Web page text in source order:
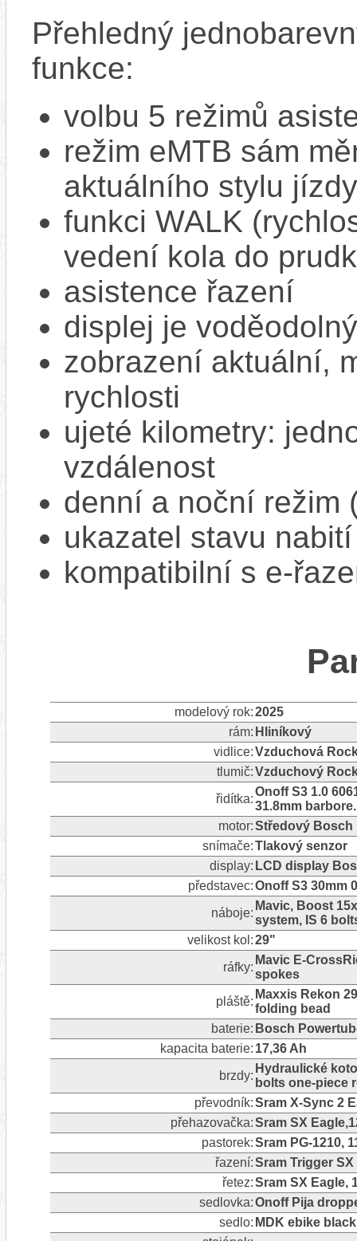
Přehledný
funkce:
volbu 5 režimů
režim eMTB sám
aktuálního stylu jízdy
funkci WALK
vedení kola do
asistence řazení
displej je
zobrazení aktuální,
rychlosti
ujeté kilometry:
vzdálenost
denní a noční režim
ukazatel stavu
kompatibilní s e-
modelový rok:2025
rám: Hliníkový
vidlice:Vzduchová
tlumič:Vzduchový
řidítka:
Onoff S3 1.0
31.8mm
motor:Středový Bosch
snímače:Tlakový senzor
display: LCD display
představec:Onoff S3 30mm
náboje:
Mavic, Boost
system, IS 6
velikost kol:29"
ráfky:
Mavic E-
spokes
pláště:
Maxxis Rekon
folding bead
baterie: Bosch
kapacita baterie: 17,36 Ah
brzdy:
Hydraulické
bolts one-piece
převodník:Sram X-Sync 2
přehazovačka:Sram SX
pastorek:Sram PG-1210,
řazení:Sram Trigger
řetez:Sram SX Eagle,
sedlovka:Onoff Pija
sedlo: MDK ebike black